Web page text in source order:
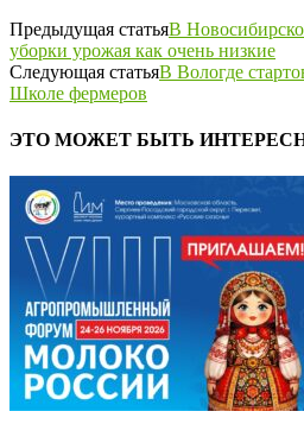
Предыдущая статьяВ
уборки урожая как очень низкие
Следующая статьяВ Вологде
Школе фермеров
ЭТО МОЖЕТ БЫТЬ